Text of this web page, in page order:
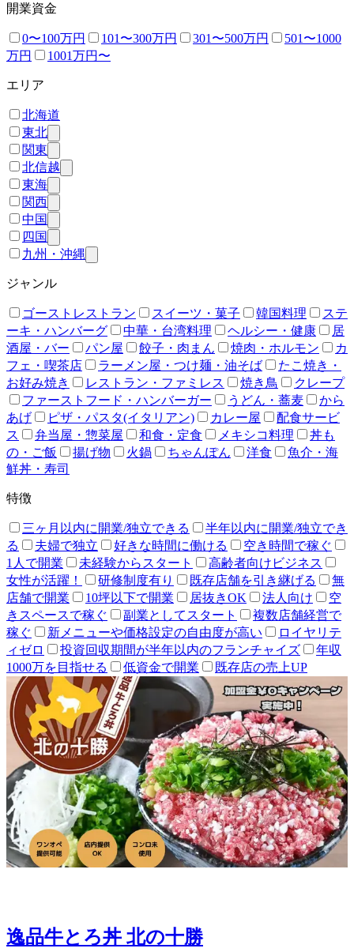
開業資金
0〜100万円 101〜300万円 301〜500万円
501〜1000
万円
1001万円〜
エリア
北海道
東北
関東
北信越
東海
関西
中国
四国
九州・沖縄
ジャンル
ゴーストレストラン スイーツ・菓子 韓国料理
ステ
ーキ・ハンバーグ
中華・台湾料理 ヘルシー・健康
居
酒屋・バー
パン屋 餃子・肉まん 焼肉・ホルモン
カ
フェ・喫茶店
ラーメン屋・つけ麺・油そば
たこ焼き・
お好み焼き
レストラン・ファミレス 焼き鳥
クレープ
ファーストフード・ハンバーガー
うどん・蕎麦
から
あげ
ピザ・パスタ(イタリアン) カレー屋
配食サービ
ス
弁当屋・惣菜屋 和食・定食 メキシコ料理
丼も
の・ご飯
揚げ物 火鍋 ちゃんぽん 洋食
魚介・海
鮮丼・寿司
特徴
三ヶ月以内に開業/独立できる
半年以内に開業/独立でき
る
夫婦で独立 好きな時間に働ける
空き時間で稼ぐ
1人で開業
未経験からスタート
高齢者向けビジネス
女性が活躍！
研修制度有り 既存店舗を引き継げる
無
店舗で開業
10坪以下で開業 居抜きOK 法人向け
空
きスペースで稼ぐ
副業としてスタート
複数店舗経営で
稼ぐ
新メニューや価格設定の自由度が高い
ロイヤリテ
ィゼロ
投資回収期間が半年以内のフランチャイズ
年収
1000万を目指せる
低資金で開業 既存店の売上UP
逸品牛とろ丼 北の十勝